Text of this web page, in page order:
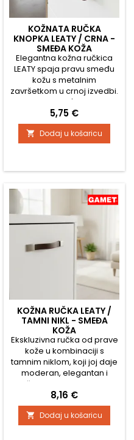
KOŽNATA RUČKA
KNOPKA LEATY / CRNA -
SMEĐA KOŽA
Elegantna kožna ručkica
LEATY spaja pravu smeđu
kožu s metalnim
završetkom u crnoj izvedbi.
Zahvaljujući svom
modernom obliku i
kvalitetnim materijalima,
djeluje premium i
bezvremenski. Prikladna je
te vašem namještaju daje
dodir. Tehničke
specifikacije: Ukupna
duljina ručkice: 85 mm
Duljina kožnog...
Cijena
5,75 €
 Dodaj u košaricu
KOŽNA RUČKA LEATY /
TAMNI NIKL - SMEĐA
KOŽA
Ekskluzivna ručka od prave
kože u kombinaciji s
tamnim niklom, koji joj daje
moderan, elegantan i
upečatljiv izgled. Zakrivljeni
oblik omogućuje udobno
držanje, a kožna površina
djeluje toplo i
luksuzno.Koža je prirodno
Cijena
8,16 €
 Dodaj u košaricu